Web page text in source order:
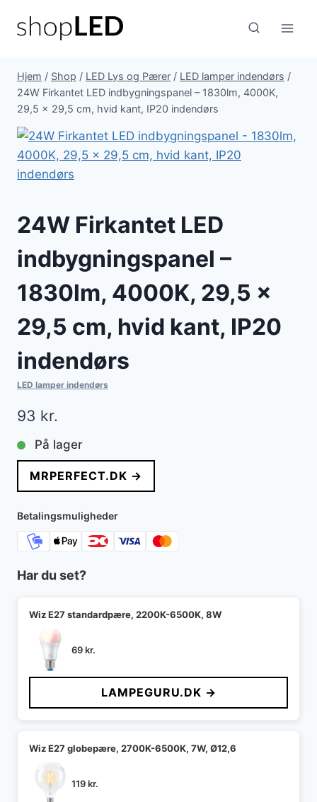
Hjem / Shop / LED Lys og Pærer / LED lamper indendørs /
24W Firkantet LED indbygningspanel – 1830lm, 4000K,
29,5 x 29,5 cm, hvid kant, IP20 indendørs
24W Firkantet LED
indbygningspanel –
1830lm, 4000K, 29,5 x
29,5 cm, hvid kant, IP20
indendørs
LED lamper indendørs
93 kr.
På lager
MRPERFECT.DK →
Betalingsmuligheder
Har du set?
Wiz E27 standardpære, 2200K-6500K, 8W
69kr.
LAMPEGURU.DK →
Wiz E27 globepære, 2700K-6500K, 7W, Ø12,6
119kr.